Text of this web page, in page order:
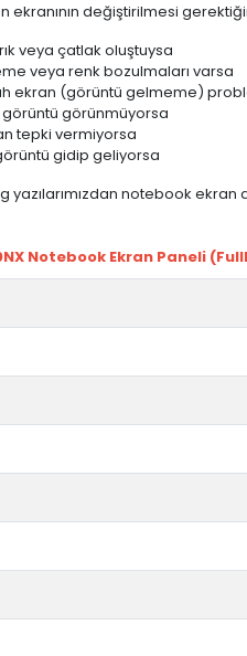
ekranının değiştirilmesi
veya çatlak oluştuysa
veya renk bozulmaları varsa
ekran (görüntü gelmeme)
görüntü görünmüyorsa
tepki vermiyorsa
gidip geliyorsa
yazılarımızdan notebook
Notebook Ekran Paneli